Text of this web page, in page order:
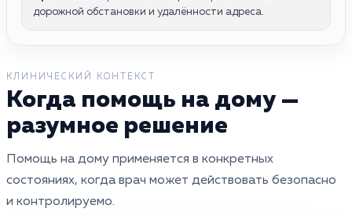
дорожной обстановки и удалённости адреса.
КЛИНИЧЕСКИЙ КОНТЕКСТ
Когда помощь на дому —
разумное решение
Помощь на дому применяется в конкретных
состояниях, когда врач может действовать безопасно
и контролируемо.